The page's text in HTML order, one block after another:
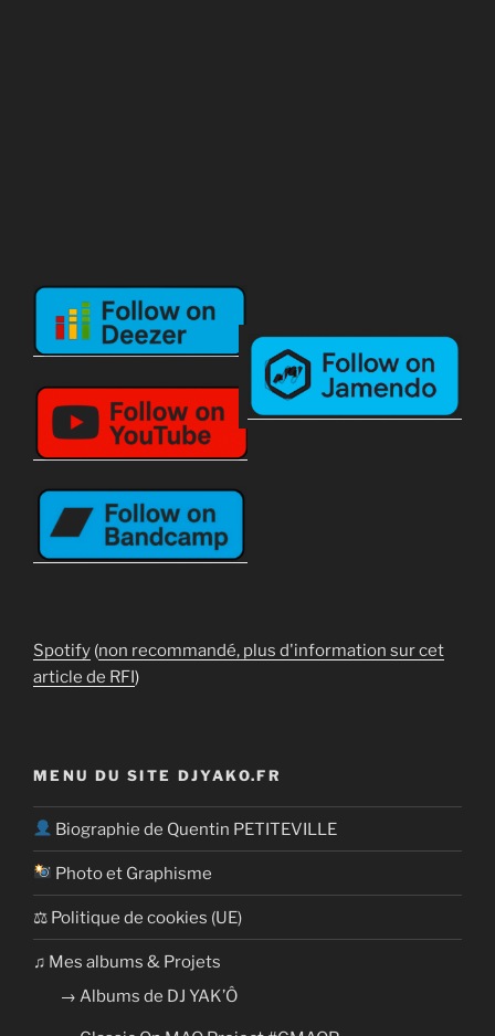
Spotify (non recommandé, plus d'information sur cet
article de RFI)
MENU DU SITE DJYAKO.FR
Biographie de Quentin PETITEVILLE
Photo et Graphisme
⚖ Politique de cookies (UE)
​​♫ Mes albums & Projets
→ Albums de DJ YAK’Ô